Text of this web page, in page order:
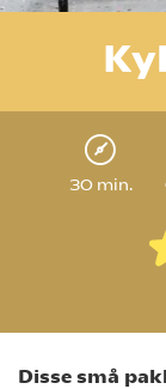
30 min.
Disse små